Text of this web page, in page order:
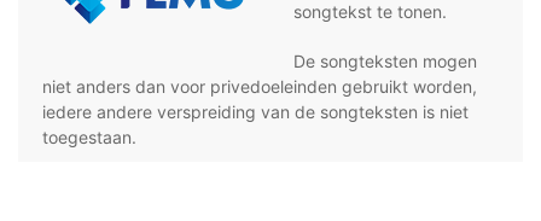
songtekst te tonen.
De songteksten mogen
niet anders dan voor privedoeleinden gebruikt worden,
iedere andere verspreiding van de songteksten is niet
toegestaan.